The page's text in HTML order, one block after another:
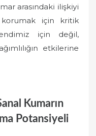
arasındaki ilişkiyi
için kritik
için değil,
etkilerine
Kumarın
Potansiyeli